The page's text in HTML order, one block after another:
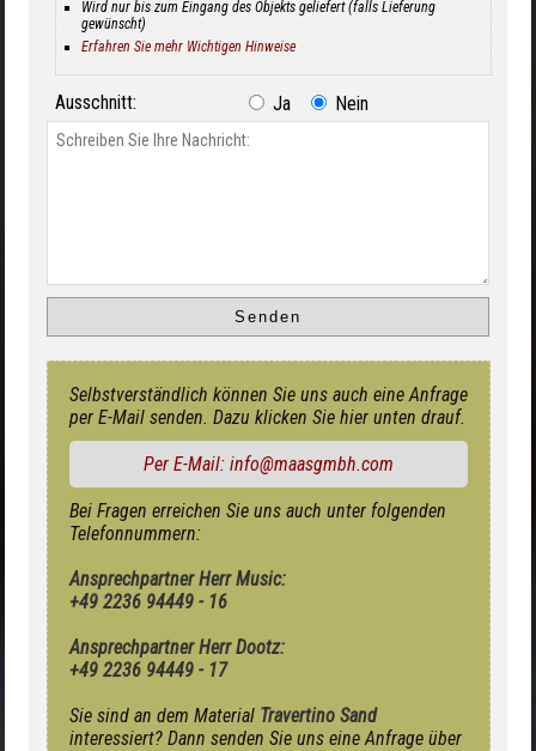
Wird nur bis zum Eingang des Objekts geliefert (falls Lieferung
gewünscht)
Erfahren Sie mehr Wichtigen Hinweise
Ausschnitt: Ja Nein
Selbstverständlich können Sie uns auch eine Anfrage
per E-Mail senden. Dazu klicken Sie hier unten drauf.
Per E-Mail: info@maasgmbh.com
Bei Fragen erreichen Sie uns auch unter folgenden
Telefonnummern:
Ansprechpartner Herr Music:
+49 2236 94449 - 16
Ansprechpartner Herr Dootz:
+49 2236 94449 - 17
Sie sind an dem Material Travertino Sand
interessiert? Dann senden Sie uns eine Anfrage über